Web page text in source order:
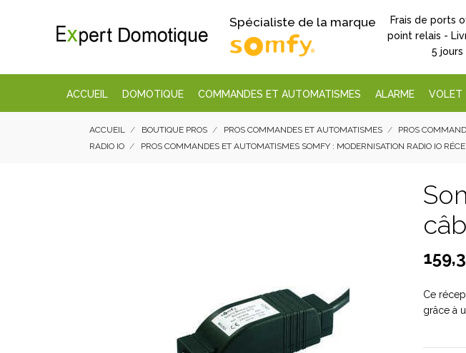
Spécialiste de la marque
Frais de ports
point relais -
5 jours
ACCUEIL DOMOTIQUE COMMANDES ET AUTOMATISMES ALARME VOLET
ACCUEIL BOUTIQUE PROS PROS COMMANDES ET AUTOMATISMES PROS
RADIO IO
PROS COMMANDES ET AUTOMATISMES SOMFY : MODERNISATION RADIO IO
Ce
grâce à